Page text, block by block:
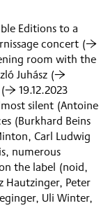
Editions to a
concert (→
room with the
Juhász (→
19.12.2023
silent (Antoine
(Burkhard Beins
Carl Ludwig
numerous
the label (noid,
Hautzinger, Peter
Uli Winter,